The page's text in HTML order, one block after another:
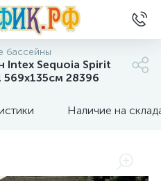
бассейны
Intex Sequoia Spirit
28396
Наличие на